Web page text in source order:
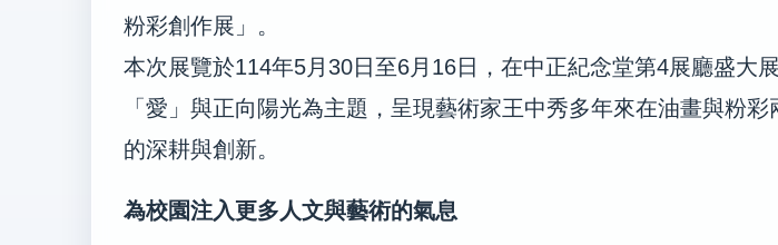
粉彩創作展」。
本次展覽於114年5月 30日至6月 16日，在中正紀念堂第4展廳盛大
「愛」與正向陽光為主題，呈現藝術家王中秀多年來在油畫與粉彩
的深耕與創新。
為校園注入更多人文與藝術的氣息